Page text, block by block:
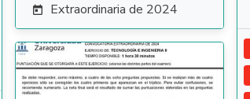
 Extraordinaria de 2024